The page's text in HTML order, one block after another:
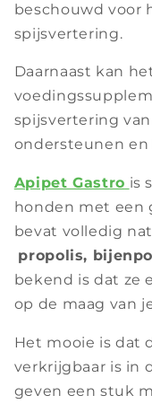
beschouwd voor
spijsvertering.
Daarnaast kan
spijsvertering
ondersteunen en
Apipet Gastro is
honden met een
bevat volledig
propolis,
bekend is dat ze
op de maag van
Het mooie is dat
verkrijgbaar is in
geven een stuk